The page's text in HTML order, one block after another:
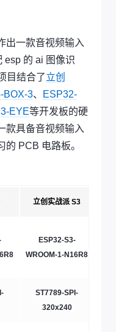
出一款音视频输入
esp 的 ai 图像识
目结合了立创
BOX-3、
ESP32-
EYE等开发板的硬
款具备音视频输入
PCB 电路板。
立创实战派 S3
ESP32-S3-
WROOM-1-N16R8
ST7789-SPI-
320x240